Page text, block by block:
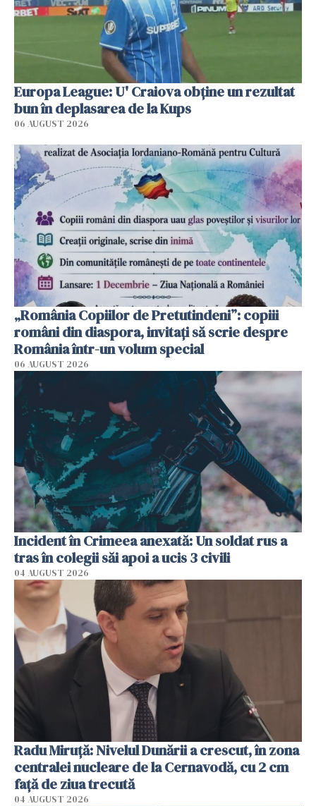
Europa League: U' Craiova obține un rezultat
bun în deplasarea de la Kups
06 AUGUST 2026
„România Copiilor de Pretutindeni”: copiii
români din diaspora, invitați să scrie despre
România într-un volum special
06 AUGUST 2026
Incident în Crimeea anexată: Un soldat rus a
tras în colegii săi apoi a ucis 3 civili
04 AUGUST 2026
Radu Miruţă: Nivelul Dunării a crescut, în zona
centralei nucleare de la Cernavodă, cu 2 cm
faţă de ziua trecută
04 AUGUST 2026